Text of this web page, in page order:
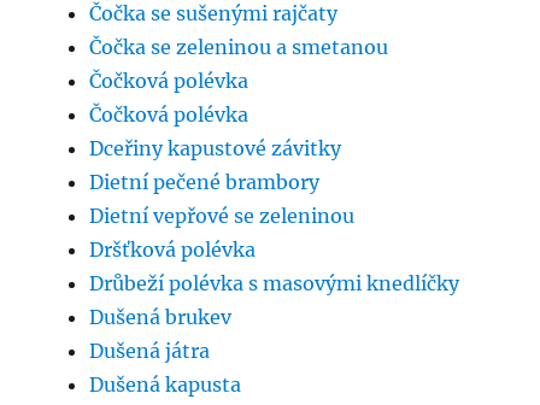
Čočka se sušenými rajčaty
Čočka se zeleninou a smetanou
Čočková polévka
Čočková polévka
Dceřiny kapustové závitky
Dietní pečené brambory
Dietní vepřové se zeleninou
Dršťková polévka
Drůbeží polévka s masovými knedlíčky
Dušená brukev
Dušená játra
Dušená kapusta